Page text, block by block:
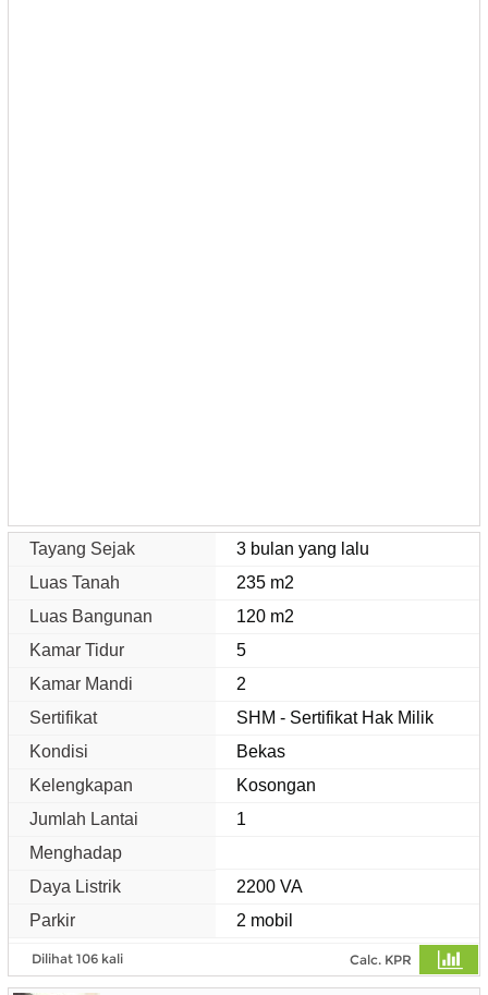
Tayang Sejak
3 bulan yang lalu
Luas Tanah
235 m2
Luas Bangunan
120 m2
Kamar Tidur
5
Kamar Mandi
2
Sertifikat
SHM - Sertifikat Hak Milik
Kondisi
Bekas
Kelengkapan
Kosongan
Jumlah Lantai
1
Menghadap
Daya Listrik
2200 VA
Parkir
2 mobil
Dilihat 106 kali Calc. KPR